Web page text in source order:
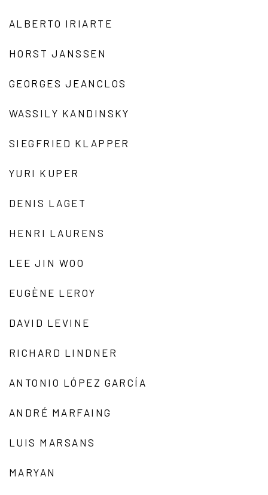
ALBERTO IRIARTE
HORST JANSSEN
GEORGES JEANCLOS
WASSILY KANDINSKY
SIEGFRIED KLAPPER
YURI KUPER
DENIS LAGET
HENRI LAURENS
LEE JIN WOO
EUGÈNE LEROY
DAVID LEVINE
RICHARD LINDNER
ANTONIO LÓPEZ GARCÍA
ANDRÉ MARFAING
LUIS MARSANS
MARYAN